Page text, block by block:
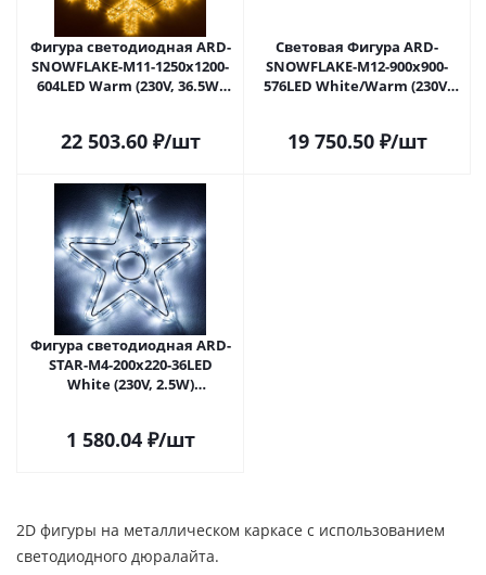
Фигура светодиодная ARD-
SNOWFLAKE-M11-1250x1200-
604LED Warm (230V, 36.5W)
22 503.60₽/шт
Световая Фигура ARD-
SNOWFLAKE-M12-900x900-
576LED White/Warm (230V,
19 750.50₽/шт
Фигура светодиодная ARD-
STAR-M4-200x220-36LED
White (230V, 2.5W)
1 580.04₽/шт
2D фигуры на металлическом каркасе с использованием
светодиодного дюралайта.